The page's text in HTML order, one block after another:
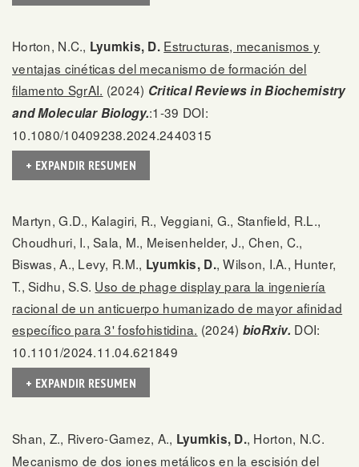
Horton, N.C., Lyumkis, D. Estructuras, mecanismos y
ventajas cinéticas del mecanismo de formación del
filamento SgrAI. (2024) Critical Reviews in Biochemistry
and Molecular Biology.:1-39 DOI:
10.1080/10409238.2024.2440315
+ EXPANDIR RESUMEN
Martyn, G.D., Kalagiri, R., Veggiani, G., Stanfield, R.L.,
Choudhuri, I., Sala, M., Meisenhelder, J., Chen, C.,
Biswas, A., Levy, R.M., Lyumkis, D., Wilson, I.A., Hunter,
T., Sidhu, S.S. Uso de phage display para la ingeniería
racional de un anticuerpo humanizado de mayor afinidad
específico para 3' fosfohistidina. (2024) bioRxiv. DOI:
10.1101/2024.11.04.621849
+ EXPANDIR RESUMEN
Shan, Z., Rivero-Gamez, A., Lyumkis, D., Horton, N.C.
Mecanismo de dos iones metálicos en la escisión del